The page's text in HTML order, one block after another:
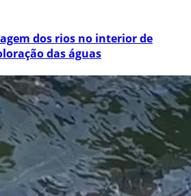
dos rios no interior de
das águas